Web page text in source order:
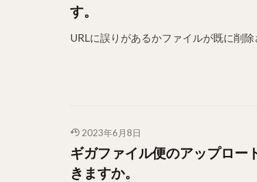
す。
URLに誤りがあるかファイルが既に削
2023年6月8日
ギガファイル便のアップロー
きますか。